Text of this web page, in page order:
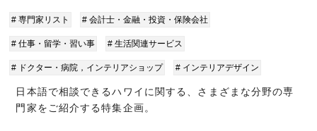
# 専門家リスト # 会計士・金融・投資・保険会社
# 仕事・留学・習い事 # 生活関連サービス
# ドクター・病院，インテリアショップ # インテリアデザイン
日本語で相談できるハワイに関する、さまざまな分野の専
門家をご紹介する特集企画。